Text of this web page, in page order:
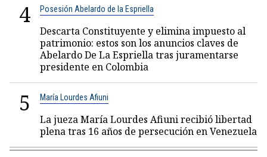
4 Posesión Abelardo de la Espriella
Descarta Constituyente y elimina impuesto al
patrimonio: estos son los anuncios claves de
Abelardo De La Espriella tras juramentarse
presidente en Colombia
5 María Lourdes Afiuni
La jueza María Lourdes Afiuni recibió libertad
plena tras 16 años de persecución en Venezuela